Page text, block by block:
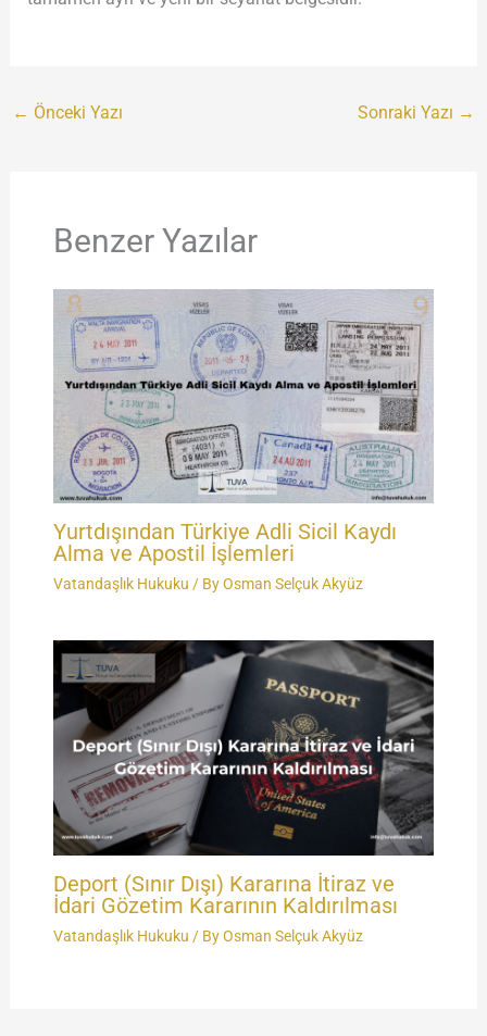
← Önceki Yazı Sonraki Yazı →
Benzer Yazılar
Yurtdışından Türkiye Adli Sicil Kaydı
Alma ve Apostil İşlemleri
Vatandaşlık Hukuku / ByOsman Selçuk Akyüz
Deport (Sınır Dışı) Kararına İtiraz ve
İdari Gözetim Kararının Kaldırılması
Vatandaşlık Hukuku / ByOsman Selçuk Akyüz